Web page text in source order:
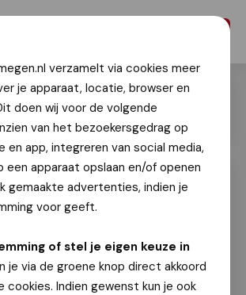
verzamelt via cookies meer
je apparaat, locatie, browser en
doen wij voor de volgende
van het bezoekersgedrag op
en app, integreren van social media,
een apparaat opslaan en/of openen
gemaakte advertenties, indien je
voor geeft.
of stel je eigen keuze in
je via de groene knop direct akkoord
cookies. Indien gewenst kun je ook
HaringParty viert
editie met opbrengst van